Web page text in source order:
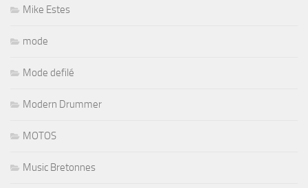
Mike Estes
mode
Mode defilé
Modern Drummer
MOTOS
Music Bretonnes